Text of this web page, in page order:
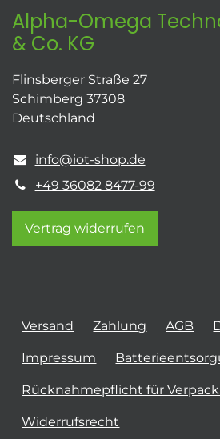
Alpha-Omega
& Co. KG
Flinsberger Straße 27
Schimberg 37308
Deutschland
info@iot-shop.de
+49 36082 8477-99
Vertrag widerrufen
Versand Zahlung AGB
Impressum
Rücknahmepflicht für
Widerrufsrecht